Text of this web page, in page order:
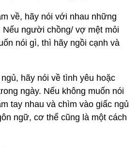
về, hãy nói với nhau những
Nếu người chồng/ vợ mệt mỏi
nói gì, thì hãy ngồi cạnh và
hãy nói về tình yêu hoặc
ngày. Nếu không muốn nói
tay nhau và chìm vào giấc ngủ
ngữ, cơ thể cũng là một cách